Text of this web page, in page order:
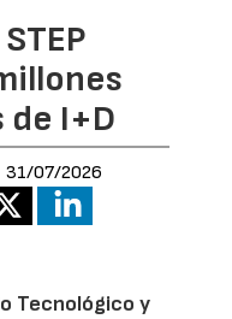
I+D
31/07/2026
Tecnológico y